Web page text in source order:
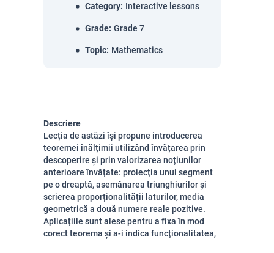
Category: Interactive lessons
Grade: Grade 7
Topic: Mathematics
Descriere
Lecția de astăzi își propune introducerea
teoremei înălțimii utilizând învățarea prin
descoperire și prin valorizarea noțiunilor
anterioare învățate: proiecția unui segment
pe o dreaptă, asemănarea triunghiurilor și
scrierea proporționalității laturilor, media
geometrică a două numere reale pozitive.
Aplicațiile sunt alese pentru a fixa în mod
corect teorema și a-i indica funcționalitatea,